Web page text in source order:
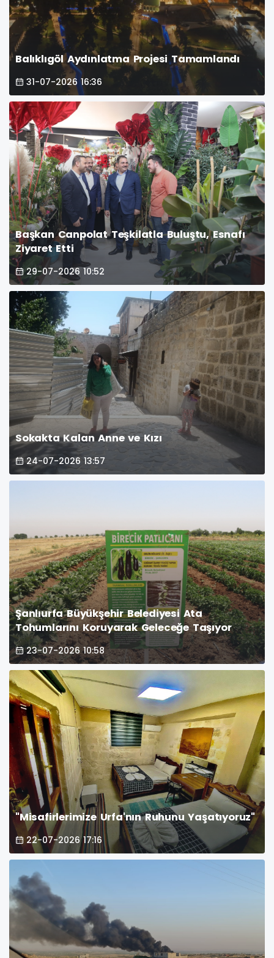
Balıklıgöl Aydınlatma Projesi Tamamlandı
31-07-2026 16:36
Başkan Canpolat Teşkilatla Buluştu, Esnafı
Ziyaret Etti
29-07-2026 10:52
Sokakta Kalan Anne ve Kızı
24-07-2026 13:57
Şanlıurfa Büyükşehir Belediyesi Ata
Tohumlarını Koruyarak Geleceğe Taşıyor
23-07-2026 10:58
"Misafirlerimize Urfa'nın Ruhunu Yaşatıyoruz"
22-07-2026 17:16